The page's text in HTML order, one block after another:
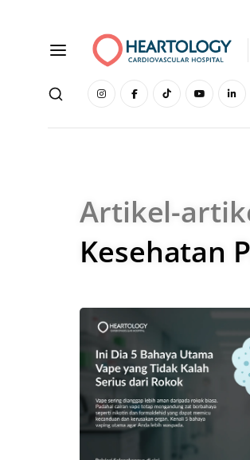
Artikel-
Kesehatan